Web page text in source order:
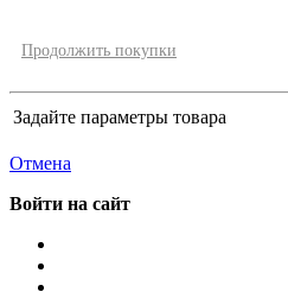
Продолжить покупки
Задайте параметры товара
Отмена
Войти на сайт